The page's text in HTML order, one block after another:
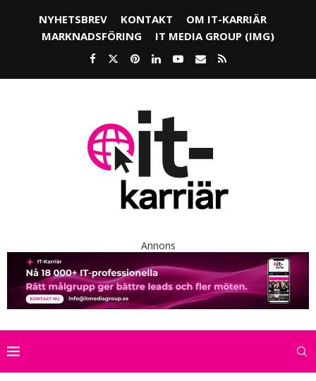
NYHETSBREV KONTAKT
OM IT-KARRIÄR
MARKNADSFÖRING
IT MEDIA GROUP (IMG)
Annons